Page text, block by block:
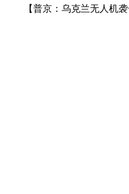
【普京：乌克兰无人机袭击